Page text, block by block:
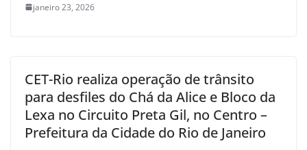
janeiro 23, 2026
CET-Rio realiza operação de trânsito
para desfiles do Chá da Alice e Bloco da
Lexa no Circuito Preta Gil, no Centro –
Prefeitura da Cidade do Rio de Janeiro